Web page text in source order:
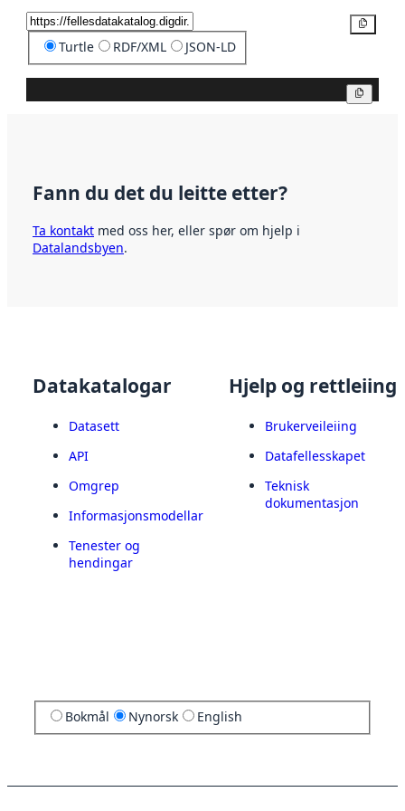
Turtle RDF/XML JSON-LD
Fann du det du leitte etter?
Ta kontakt med oss her, eller spør om hjelp i
Datalandsbyen.
Datakatalogar
Datasett
API
Omgrep
Informasjonsmodellar
Tenester og
hendingar
Hjelp og rettleiing
Brukerveileiing
Datafellesskapet
Teknisk
dokumentasjon
Bokmål Nynorsk English